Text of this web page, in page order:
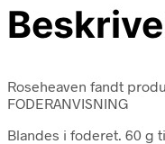
Roseheaven fandt
FODERANVISNING
Blandes i foderet. 60 g